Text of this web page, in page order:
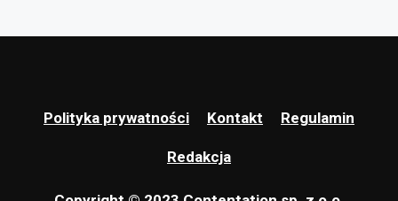
Polityka prywatności Kontakt Regulamin
Redakcja